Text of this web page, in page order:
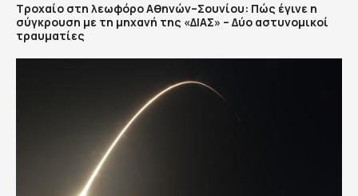
Τροχαίο στη λεωφόρο Αθηνών–Σουνίου: Πώς έγινε η
σύγκρουση με τη μηχανή της «ΔΙΑΣ» – Δύο αστυνομικοί
τραυματίες